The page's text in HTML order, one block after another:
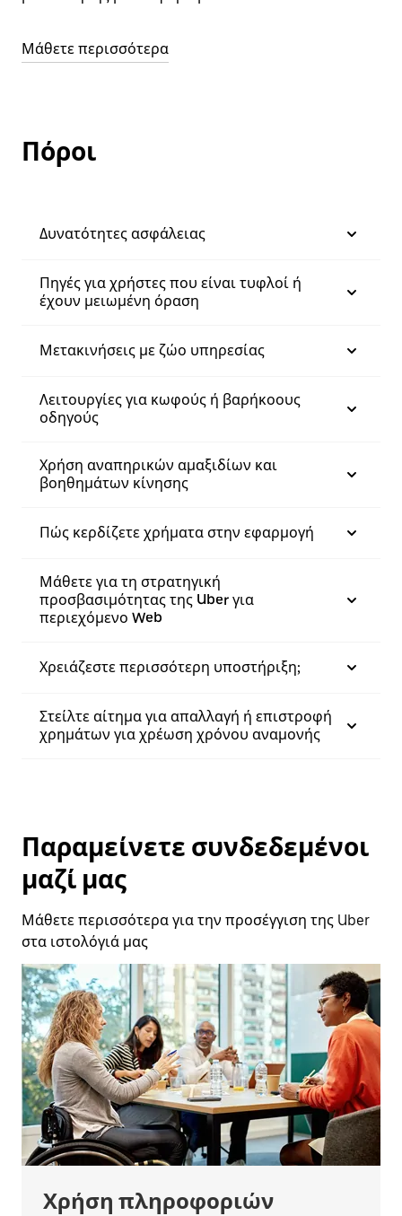
Μάθετε περισσότερα
Πόροι
Δυνατότητες ασφάλειας
Πηγές για χρήστες που είναι τυφλοί ή
έχουν μειωμένη όραση
Μετακινήσεις με ζώο υπηρεσίας
Λειτουργίες για κωφούς ή βαρήκοους
οδηγούς
Χρήση αναπηρικών αμαξιδίων και
βοηθημάτων κίνησης
Πώς κερδίζετε χρήματα στην εφαρμογή
Μάθετε για τη στρατηγική
προσβασιμότητας της Uber για
περιεχόμενο Web
Χρειάζεστε περισσότερη υποστήριξη;
Στείλτε αίτημα για απαλλαγή ή επιστροφή
χρημάτων για χρέωση χρόνου αναμονής
Παραμείνετε συνδεδεμένοι
μαζί μας
Μάθετε περισσότερα για την προσέγγιση της Uber
στα ιστολόγιά μας
Χρήση πληροφοριών